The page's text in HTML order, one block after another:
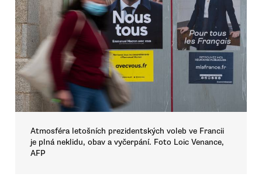
Atmosféra letošních prezidentských voleb ve Francii
je plná neklidu, obav a vyčerpání. Foto Loic Venance,
AFP